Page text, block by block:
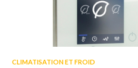
CLIMATISATION ET FROID